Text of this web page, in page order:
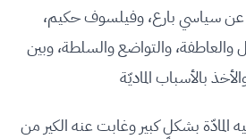
سياسي بارع، وفيلسوف حكيم،
والتواضع والسلطة، وبين
بالأسباب الماديّة
المادّة بشكلٍ كبير وغابت عنه الكير من